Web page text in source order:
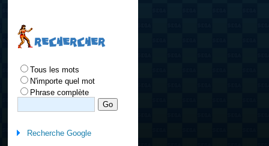
RECHERCHER
Tous les mots
N'importe quel mot
Phrase complète
Recherche Google